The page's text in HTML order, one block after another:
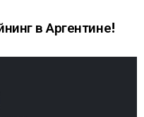
в Аргентине!